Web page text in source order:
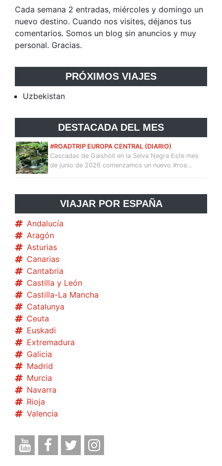
Cada semana 2 entradas, miércoles y domingo un
nuevo destino. Cuando nos visites, déjanos tus
comentarios. Somos un blog sin anuncios y muy
personal. Gracias.
PRÓXIMOS VIAJES
Uzbekistan
DESTACADA DEL MES
#ROADTRIP EUROPA CENTRAL (DIARIO)
Cascadas de Gaishöll en la Selva Negra Este mes
de junio de 2026 comenzamos un nuevo #roa…
VIAJAR POR ESPAÑA
Andalucía
Aragón
Asturias
Canarias
Cantabria
Castilla y León
Castilla-La Mancha
Catalunya
Ceuta
Euskadi
Extremadura
Galicia
Madrid
Murcia
Navarra
Rioja
Valencia